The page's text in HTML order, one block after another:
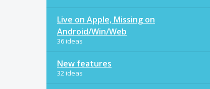
Live on Apple, Missing on
Android/Win/Web
36 ideas
New features
32 ideas